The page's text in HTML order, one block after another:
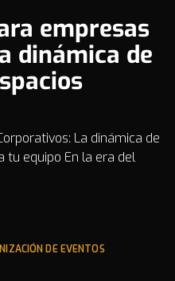
empresas
dinámica de
La dinámica de
tu equipo En la era del
DE EVENTOS